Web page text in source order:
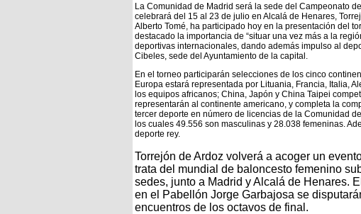
La Comunidad de Madrid será la sede del Campeonato
celebrará del 15 al 23 de julio en Alcalá de Henares,
Alberto Tomé, ha participado hoy en la presentación del
destacado la importancia de “situar una vez más a la
deportivas internacionales, dando además impulso al
Cibeles, sede del Ayuntamiento de la capital.
En el torneo participarán selecciones de los cinco
Europa estará representada por Lituania, Francia, Italia,
los equipos africanos; China, Japón y China Taipei
representarán al continente americano, y completa la
tercer deporte en número de licencias de la Comunidad
los cuales 49.556 son masculinas y 28.038 femeninas.
deporte rey.
Torrejón de Ardoz volverá a acoger un
trata del mundial de baloncesto femenino
sedes, junto a Madrid y Alcalá de Henares.
en el Pabellón Jorge Garbajosa se
encuentros de los octavos de final.